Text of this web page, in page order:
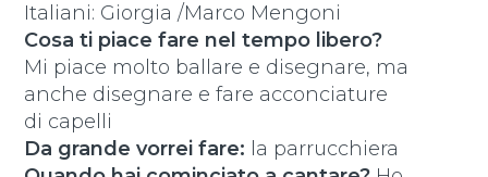
Italiani: Giorgia /Marco Mengoni
Cosa ti piace fare nel tempo libero?
Mi piace molto ballare e disegnare, ma
anche disegnare e fare acconciature
di capelli
Da grande vorrei fare: la parrucchiera